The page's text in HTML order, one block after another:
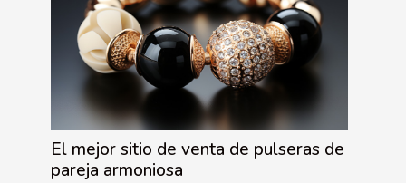
El mejor sitio de venta de pulseras de
pareja armoniosa